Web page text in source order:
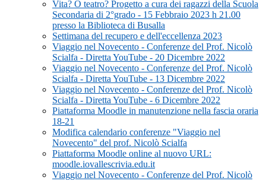
Vita? O teatro? Progetto a cura dei ragazzi della Scuola
Secondaria di 2°grado - 15 Febbraio 2023 h 21.00
presso la Biblioteca di Busalla
Settimana del recupero e dell'eccellenza 2023
Viaggio nel Novecento - Conferenze del Prof. Nicolò
Scialfa - Diretta YouTube - 20 Dicembre 2022
Viaggio nel Novecento - Conferenze del Prof. Nicolò
Scialfa - Diretta YouTube - 13 Dicembre 2022
Viaggio nel Novecento - Conferenze del Prof. Nicolò
Scialfa - Diretta YouTube - 6 Dicembre 2022
Piattaforma Moodle in manutenzione nella fascia oraria
18-21
Modifica calendario conferenze "Viaggio nel
Novecento" del prof. Nicolò Scialfa
Piattaforma Moodle online al nuovo URL:
moodle.iovallescrivia.edu.it
Viaggio nel Novecento - Conferenze del Prof. Nicolò